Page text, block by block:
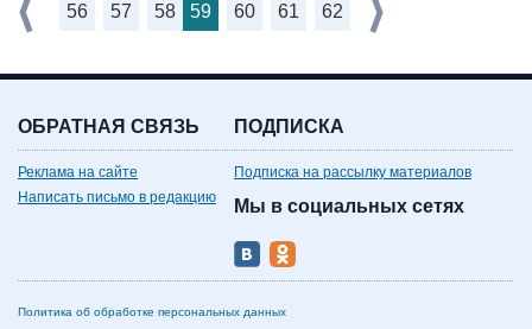
56 57 58 59 60 61 62
ОБРАТНАЯ СВЯЗЬ
Реклама на сайте
Написать письмо в редакцию
ПОДПИСКА
Подписка на рассылку материалов
Мы в социальных сетях
Политика об обработке персональных данных